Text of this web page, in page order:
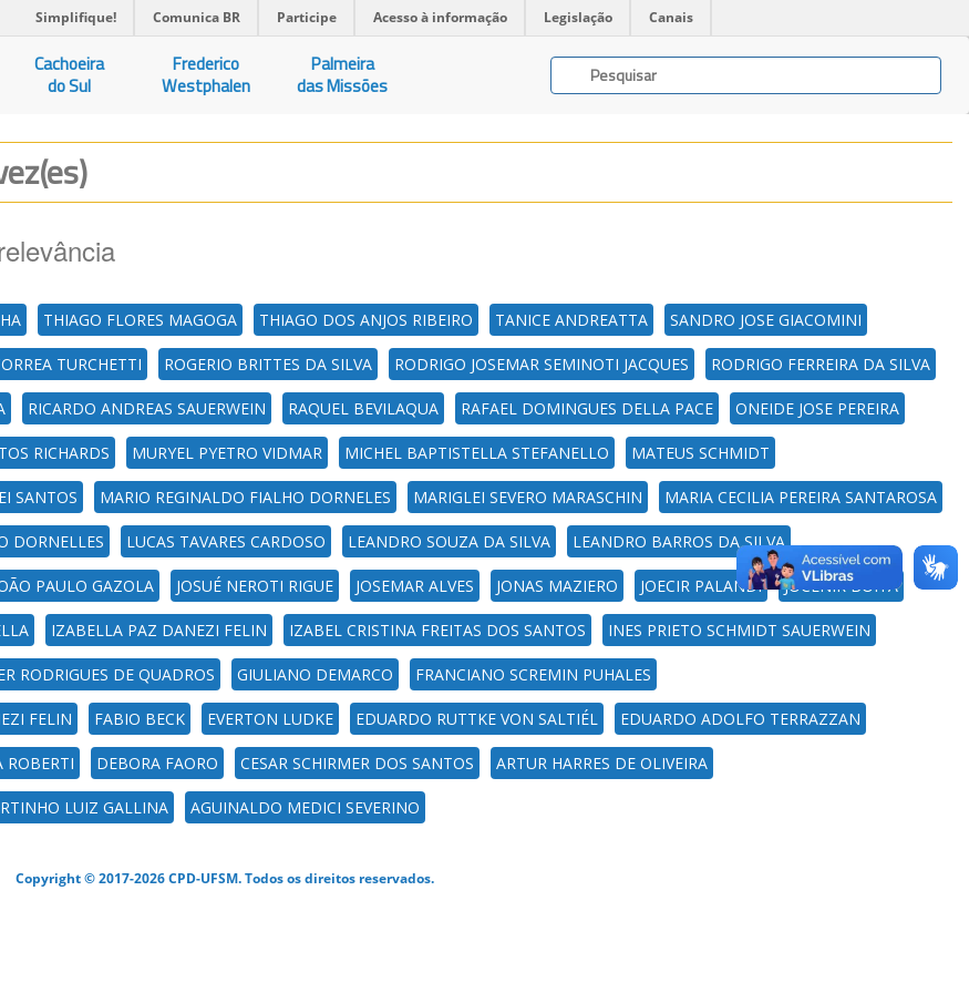
Simplifique! Comunica BR Participe Acesso à informação Legislação Canais
Cachoeira
do Sul
Frederico
Westphalen
Palmeira
das Missões
THIAGO FLORES MAGOGA THIAGO DOS ANJOS RIBEIRO TANICE ANDREATTA SANDRO JOSE GIACOMINI
TURCHETTI ROGERIO BRITTES DA SILVA RODRIGO JOSEMAR SEMINOTI JACQUES RODRIGO FERREIRA DA SILVA
RICARDO ANDREAS SAUERWEIN RAQUEL BEVILAQUA RAFAEL DOMINGUES DELLA PACE ONEIDE JOSE PEREIRA
RICHARDS MURYEL PYETRO VIDMAR MICHEL BAPTISTELLA STEFANELLO MATEUS SCHMIDT
SANTOS MARIO REGINALDO FIALHO DORNELES MARIGLEI SEVERO MARASCHIN MARIA CECILIA PEREIRA SANTAROSA
DORNELLES LUCAS TAVARES CARDOSO LEANDRO SOUZA DA SILVA LEANDRO BARROS DA SILVA
PAULO GAZOLA JOSUÉ NEROTI RIGUE JOSEMAR ALVES JONAS MAZIERO JOECIR PALANDI JOCENIR BOITA
IZABELLA PAZ DANEZI FELIN IZABEL CRISTINA FREITAS DOS SANTOS INES PRIETO SCHMIDT SAUERWEIN
RODRIGUES DE QUADROS GIULIANO DEMARCO FRANCIANO SCREMIN PUHALES
FELIN FABIO BECK EVERTON LUDKE EDUARDO RUTTKE VON SALTIÉL EDUARDO ADOLFO TERRAZZAN
ROBERTI DEBORA FAORO CESAR SCHIRMER DOS SANTOS ARTUR HARRES DE OLIVEIRA
LUIZ GALLINA AGUINALDO MEDICI SEVERINO
Copyright © 2017-2026 CPD-UFSM. Todos os direitos reservados.